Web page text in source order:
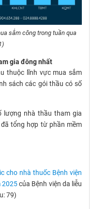
sắm công trong tuần qua
gia đông nhất
thuộc lĩnh vực mua sắm
sách các gói thầu có số
lượng nhà thầu tham gia
tổng hợp từ phần mềm
cho nhà thuốc Bệnh viện
2025của Bệnh viện da liễu
79)